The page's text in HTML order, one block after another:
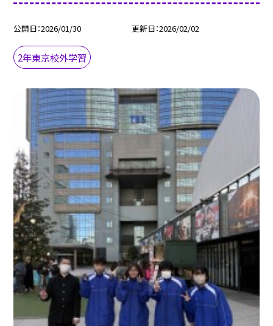
公開日 2026/01/30 更新日 2026/02/02
2年東京校外学習